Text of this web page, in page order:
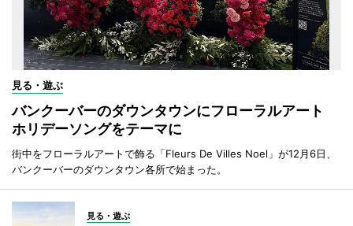
見る・遊ぶ
バンクーバーのダウンタウンにフローラルアート
ホリデーソングをテーマに
街中をフローラルアートで飾る「Fleurs De Villes Noel」が12月6日、
バンクーバーのダウンタウン各所で始まった。
見る・遊ぶ